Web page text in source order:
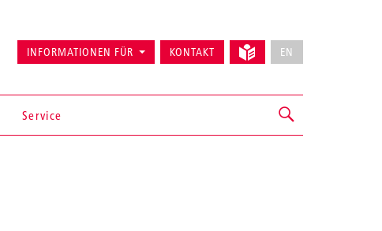
Service
INFORMATIONEN FÜR KONTAKT EN